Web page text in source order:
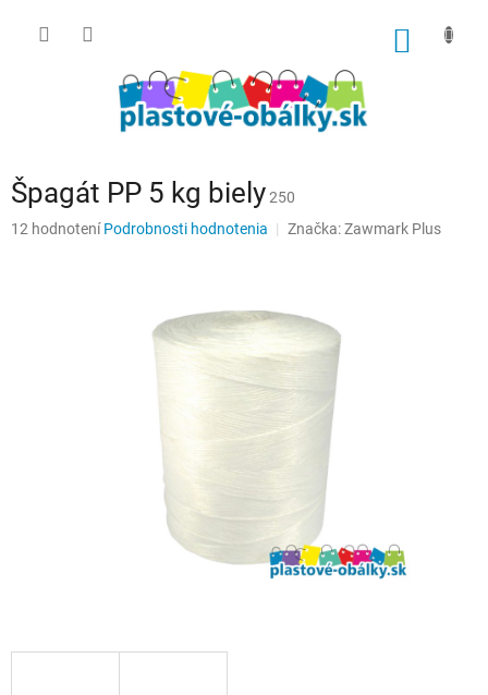
Špagát PP 5 kg biely250
Priemerné
12 hodnotení Podrobnosti hodnotenia Značka:Zawmark Plus